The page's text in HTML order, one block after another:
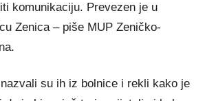
komunikaciju. Prevezen je u
Zenica – piše MUP Zeničko-
su ih iz bolnice i rekli kako je